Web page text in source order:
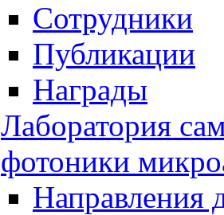
Сотрудники
Публикации
Награды
Лаборатория
фотоники
Направления